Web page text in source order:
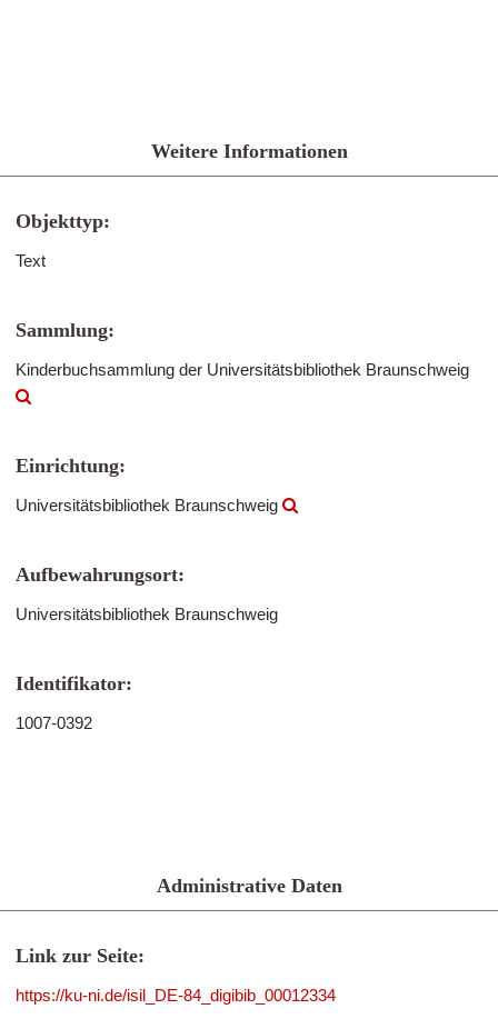
Weitere Informationen
Objekttyp:
Text
Sammlung:
Kinderbuchsammlung der Universitätsbibliothek Braunschweig
Einrichtung:
Universitätsbibliothek Braunschweig
Aufbewahrungsort:
Universitätsbibliothek Braunschweig
Identifikator:
1007-0392
Administrative Daten
Link zur Seite:
https://ku-ni.de/isil_DE-84_digibib_00012334